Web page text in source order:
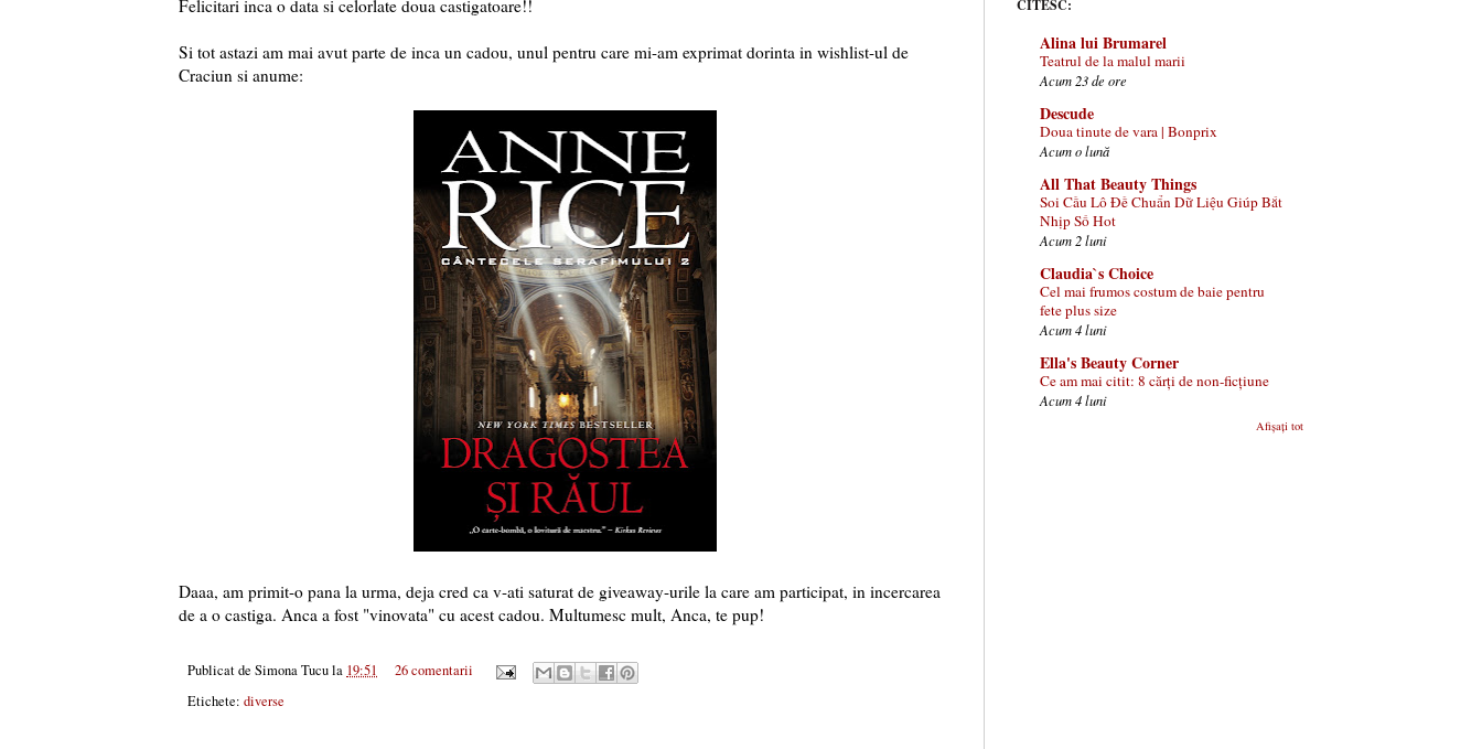
Felicitari inca o data si celorlate doua castigatoare!!
Si tot astazi am mai avut parte de inca un cadou, unul pentru care mi-am exprimat dorinta in wishlist-ul de
Craciun si anume:
Daaa, am primit-o pana la urma, deja cred ca v-ati saturat de giveaway-urile la care am participat, in incercarea
de a o castiga. Anca a fost "vinovata" cu acest cadou. Multumesc mult, Anca, te pup!
Publicat de Simona Tucula 19:51
26 comentarii
Etichete: diverse
CITESC:
Alina lui Brumarel
Teatrul de la malul marii
Acum 23 de ore
Descude
Doua tinute de vara | Bonprix
Acum o lună
All That Beauty Things
Soi Cầu Lô Đề Chuẩn Dữ Liệu Giúp Bắt
Nhịp Số Hot
Acum 2 luni
Claudia`s Choice
Cel mai frumos costum de baie pentru
fete plus size
Acum 4 luni
Ella's Beauty Corner
Ce am mai citit: 8 cărți de non-ficțiune
Acum 4 luni
Afișați tot